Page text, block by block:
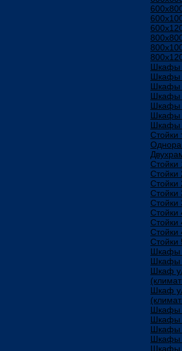
Шкафы
Шкафы
Шкафы
Шкафы
Шкафы
Шкафы
Шкафы
Стойки
Стойки
Стойки
Стойки
Стойки
Стойки
Стойки
Стойки
Стойки
Стойки
Шкафы
Шкафы
Шкаф
Шкаф
Шкафы
Шкафы
Шкафы
Шкафы
Шкафы